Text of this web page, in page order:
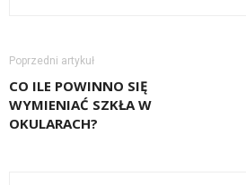
Poprzedni artykuł
CO ILE POWINNO SIĘ
WYMIENIAĆ SZKŁA W
OKULARACH?